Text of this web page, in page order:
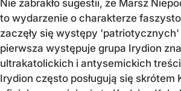
Nie zabrakło sugestii, że Marsz
to wydarzenie o charakterze
zaczęły się występy
pierwsza występuje grupa Irydion
ultrakatolickich i antysemickich
Irydion często posługują się skrótem